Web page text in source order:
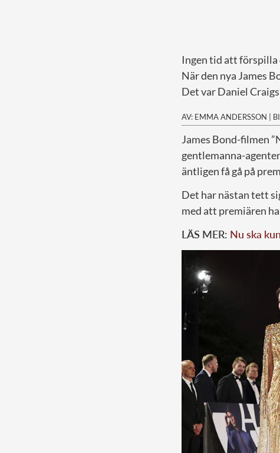
Ingen tid att förspilla
När den nya James
Det var Daniel
AV: EMMA ANDERSSON |
James Bond-filmen
gentlemanna-
äntligen få gå på
Det har nästan tett
med att premiären
LÄS MER: Nu ska